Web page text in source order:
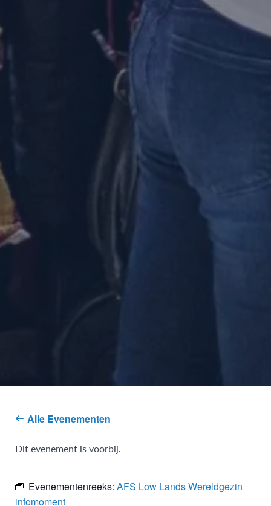
Alle Evenementen
Dit evenement is voorbij.
Evenementenreeks: AFS Low Lands Wereldgezin
infomoment